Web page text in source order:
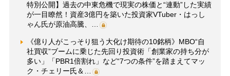
特別公開】過去の中東危機で現実の株価と“連動”した実績
が一目瞭然！資産3億円を築いた投資家VTuber・はっし
ゃん氏が原油高騰、…
《億り人がこっそり狙う大化け期待の10銘柄》MBO“自
社買収”ブームに乗じた先回り投資術「創業家の持ち分が
多い」「PBR1倍割れ」など“7つの条件”を踏まえてマッ
ク・チェリー氏＆…